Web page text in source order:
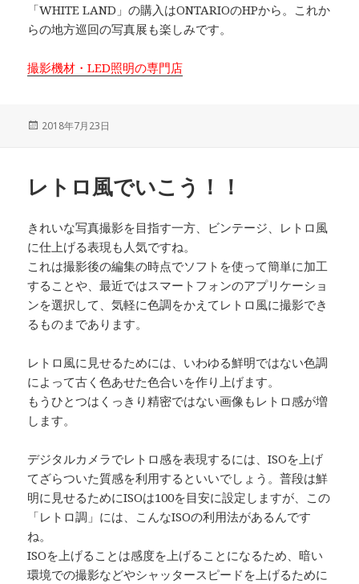
「WHITE LAND」の購入はONTARIOのHPから。これか
らの地方巡回の写真展も楽しみです。
撮影機材・LED照明の専門店
投
2018年7月23日
レトロ風でいこう！！
きれいな写真撮影を目指す一方、ビンテージ、レトロ風
に仕上げる表現も人気ですね。
これは撮影後の編集の時点でソフトを使って簡単に加工
することや、最近ではスマートフォンのアプリケーショ
ンを選択して、気軽に色調をかえてレトロ風に撮影でき
るものまであります。
レトロ風に見せるためには、いわゆる鮮明ではない色調
によって古く色あせた色合いを作り上げます。
もうひとつはくっきり精密ではない画像もレトロ感が増
します。
デジタルカメラでレトロ感を表現するには、ISOを上げ
てざらついた質感を利用するといいでしょう。普段は鮮
明に見せるためにISOは100を目安に設定しますが、この
「レトロ調」には、こんなISOの利用法があるんです
ね。
ISOを上げることは感度を上げることになるため、暗い
環境での撮影などやシャッタースピードを上げるために